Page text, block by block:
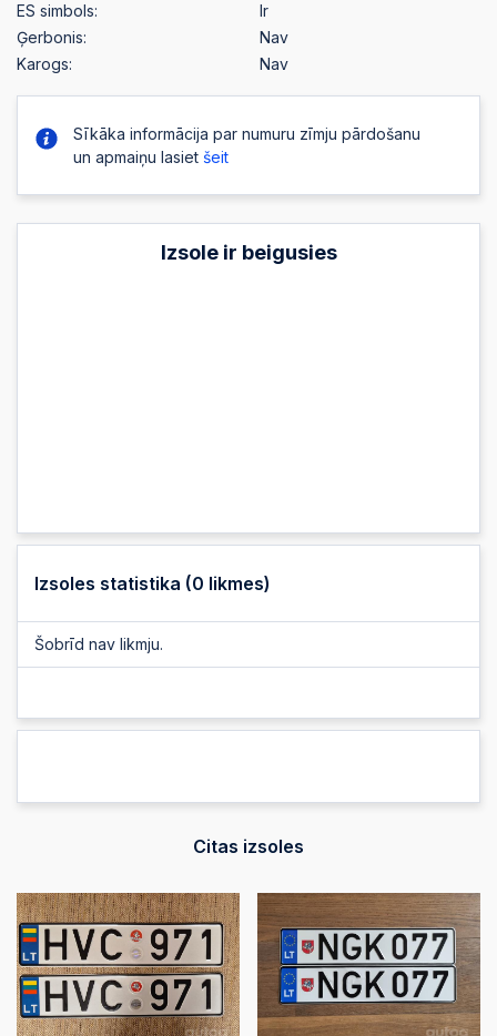
ES simbols:
Ir
Ģerbonis:
Nav
Karogs:
Nav
Sīkāka informācija par numuru zīmju pārdošanu
un apmaiņu lasiet šeit
Izsole ir beigusies
Izsoles statistika (0 likmes)
Šobrīd nav likmju.
Citas izsoles